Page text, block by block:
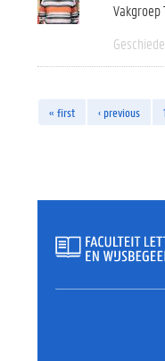
Vakgroep
« first ‹ previous 1